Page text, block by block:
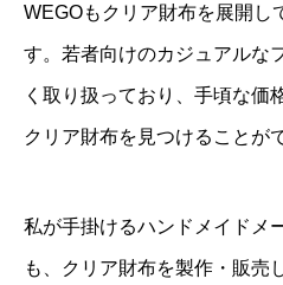
WEGOもクリア財布を展開し
す。若者向けのカジュアルな
く取り扱っており、手頃な価
クリア財布を見つけることが
私が手掛けるハンドメイドメ
も、クリア財布を製作・販売